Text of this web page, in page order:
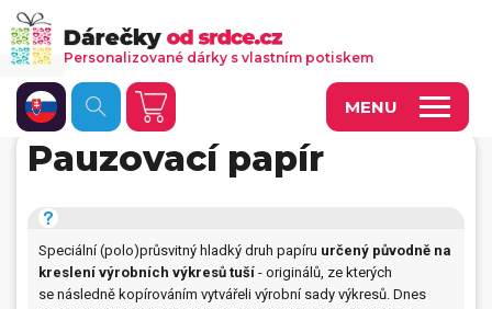
MENU
Fotoobrazy a dekorace
Kalendáře s vlastními fotkami
Trička a oděvy
Personalizované hry
Personalizované dárky s vlastním potiskem
Pauzovací papír
Speciální (polo)průsvitný hladký druh papíru určený původně na
kreslení výrobních výkresů tuší - originálů, ze kterých
se následně kopírováním vytvářeli výrobní sady výkresů. Dnes